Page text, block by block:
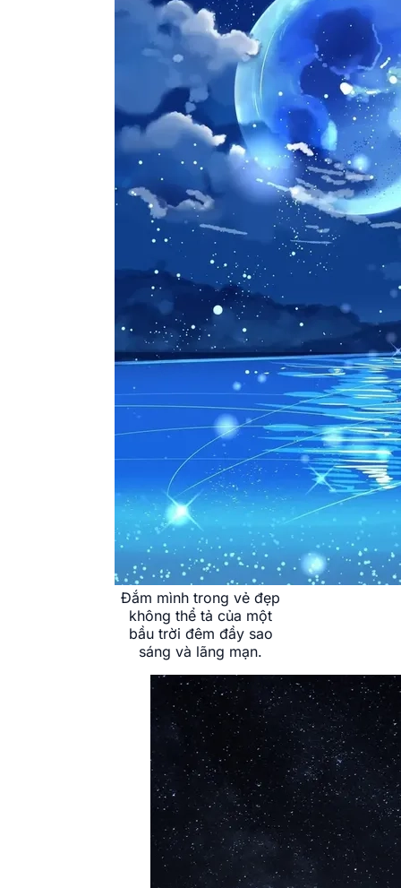
Đắm mình trong vẻ đẹp
không thể tả của một
bầu trời đêm đầy sao
sáng và lãng mạn.